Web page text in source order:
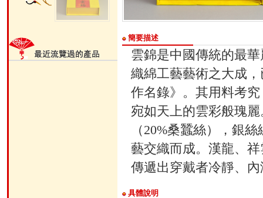
簡要描述
雲錦是中國傳統的最
織綿工藝藝術之大成
作名錄》。其用料考
宛如天上的雲彩般瑰
（20%桑蠶絲），銀
藝交織而成。漢龍、
傳遞出穿戴者冷靜、
具體說明